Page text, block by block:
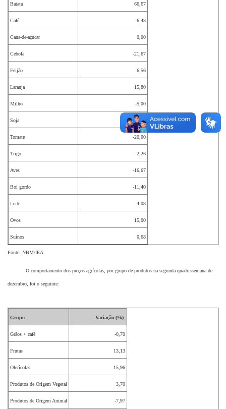
Batata 66,67
Café -6,43
Cana-de-açúcar 0,00
Cebola -21,67
Feijão 6,56
Laranja 15,80
Milho -5,00
Soja 2,90
Tomate -20,00
Trigo 2,26
Aves -16,67
Boi gordo -11,40
Leite -4,08
Ovos 15,00
Suínos 0,68
Fonte: NBM/IEA
O comportamento dos preços agrícolas, por grupo de produtos na segunda quadrissemana de
dezembro, foi o seguinte:
Grupo Variação (%)
Grãos + café -0,70
Frutas 13,13
Olerícolas 15,96
Produtos de Origem Vegetal 3,70
Produtos de Origem Animal -7,97